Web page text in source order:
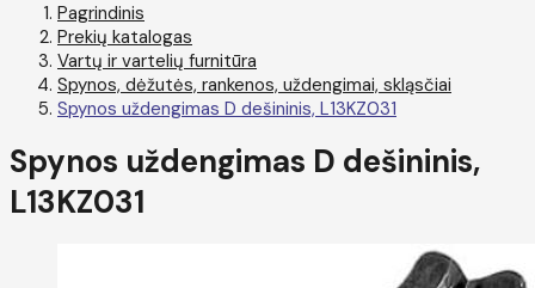
Pagrindinis
Prekių katalogas
Vartų ir vartelių furnitūra
Spynos, dėžutės, rankenos, uždengimai, skląsčiai
Spynos uždengimas D dešininis, L13KZ031
Spynos uždengimas D dešininis,
L13KZ031